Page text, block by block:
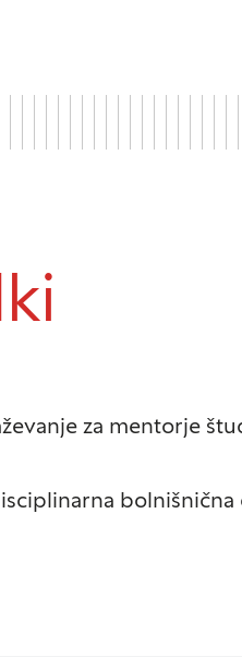
za mentorje
mestih. Pri delu